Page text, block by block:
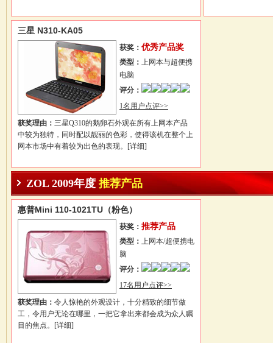
三星 N310-KA05
获奖： 优秀产品奖
类型： 上网本与超便携
电脑
评分：
1名用户点评>>
获奖理由： 三星Q310的鹅卵石外观在所有上网本产品
中较为独特，同时配以靓丽的色彩，使得该机在整个上
网本市场中有着较为出色的表现。 [详细]
ZOL 2009年度 推荐产品
惠普Mini 110-1021TU（粉色）
获奖： 推荐产品
类型： 上网本/超便携电
脑
评分：
17名用户点评>>
获奖理由： 令人惊艳的外观设计，十分精致的细节做
工，令用户无论在哪里，一把它拿出来都会成为众人瞩
目的焦点。 [详细]